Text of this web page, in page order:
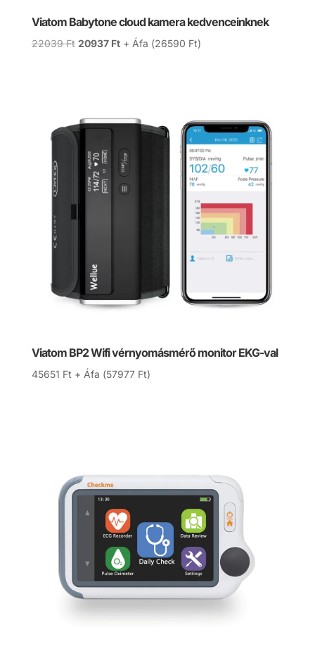
Viatom Babytone cloud kamera kedvenceinknek
22039Ft Original
20937 FtCurrent
+ Áfa (26590 Ft)
Viatom BP2 Wifi vérnyomásmérő monitor EKG-val
45651 Ft + Áfa (57977 Ft)